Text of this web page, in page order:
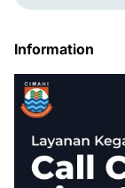
Information